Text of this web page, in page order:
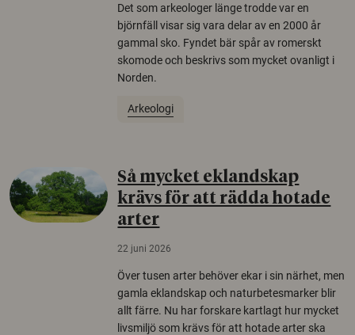
Det som arkeologer länge trodde var en
björnfäll visar sig vara delar av en 2000 år
gammal sko. Fyndet bär spår av romerskt
skomode och beskrivs som mycket ovanligt i
Norden.
Arkeologi
Så mycket eklandskap
krävs för att rädda hotade
arter
22 juni 2026
Över tusen arter behöver ekar i sin närhet, men
gamla eklandskap och naturbetesmarker blir
allt färre. Nu har forskare kartlagt hur mycket
livsmiljö som krävs för att hotade arter ska